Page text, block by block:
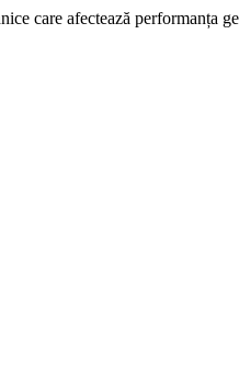
care afectează